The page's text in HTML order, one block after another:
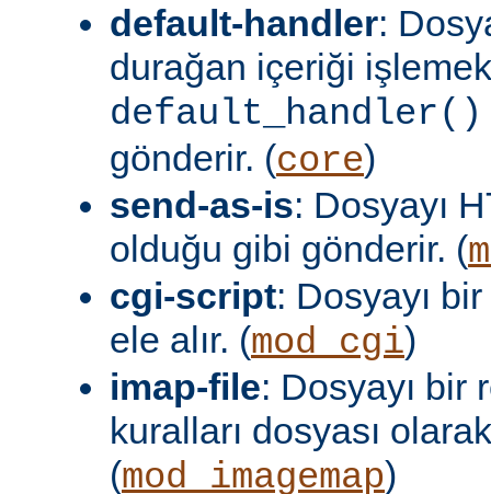
default-handler:
durağan içeriği
default_handler()
gönderir. (core)
send-as-is: Dosyayı
olduğu gibi gönderir. (
cgi-script: Dosyayı
ele alır. (mod_cgi)
imap-file: Dosyayı bir
kuralları dosyası
(mod_imagemap)